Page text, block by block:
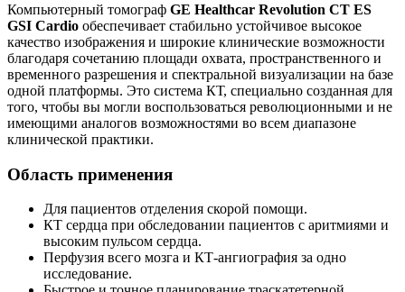
Компьютерный томограф GE Healthcar Revolution CT ES
GSI Cardio обеспечивает стабильно устойчивое высокое
качество изображения и широкие клинические возможности
благодаря сочетанию площади охвата, пространственного и
временного разрешения и спектральной визуализации на базе
одной платформы. Это система КТ, специально созданная для
того, чтобы вы могли воспользоваться революционными и не
имеющими аналогов возможностями во всем диапазоне
клинической практики.
Область применения
Для пациентов отделения скорой помощи.
КТ сердца при обследовании пациентов с аритмиями и
высоким пульсом сердца.
Перфузия всего мозга и КТ-ангиография за одно
исследование.